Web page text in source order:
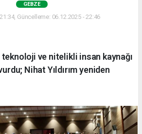
GEBZE
Güncelleme: 06.12.2025 - 22:46
ve nitelikli insan kaynağı
Nihat Yıldırım yeniden